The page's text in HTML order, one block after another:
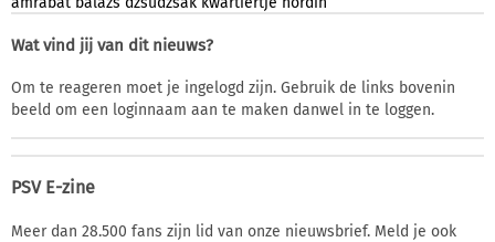
Wat vind jij van dit nieuws?
Om te reageren moet je ingelogd zijn. Gebruik de links bovenin
beeld om een loginnaam aan te maken danwel in te loggen.
PSV E-zine
Meer dan 28.500 fans zijn lid van onze nieuwsbrief. Meld je ook